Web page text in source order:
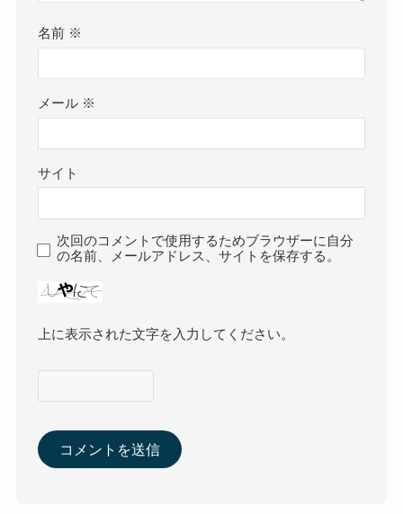
名前 ※
メール ※
サイト
次回のコメントで使用するためブラウザーに自分
の名前、メールアドレス、サイトを保存する。
上に表示された文字を入力してください。